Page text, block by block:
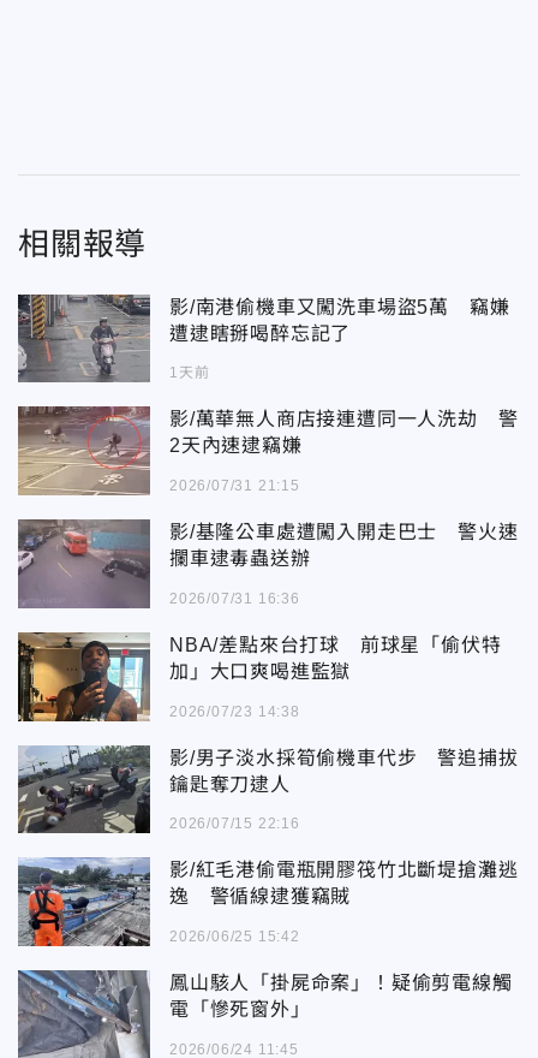
相關報導
影/南港偷機車又闖洗車場盜5萬 竊嫌
遭逮瞎掰喝醉忘記了
1天前
影/萬華無人商店接連遭同一人洗劫 警
2天內速逮竊嫌
2026/07/31 21:15
影/基隆公車處遭闖入開走巴士 警火速
攔車逮毒蟲送辦
2026/07/31 16:36
NBA/差點來台打球 前球星「偷伏特
加」大口爽喝進監獄
2026/07/23 14:38
影/男子淡水採筍偷機車代步 警追捕拔
鑰匙奪刀逮人
2026/07/15 22:16
影/紅毛港偷電瓶開膠筏竹北斷堤搶灘逃
逸 警循線逮獲竊賊
2026/06/25 15:42
鳳山駭人「掛屍命案」！疑偷剪電線觸
電「慘死窗外」
2026/06/24 11:45